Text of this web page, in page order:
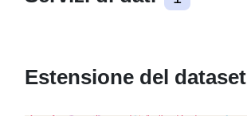
Estensione del dataset